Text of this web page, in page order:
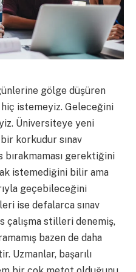
gölge düşüren
hiç istemeyiz. Geleceğini
Üniversiteye yeni
korkudur sınav
bırakmaması gerektiğini
istemediğini bilir ama
geçebileceğini
ise defalarca sınav
çalışma stilleri denemiş,
bazen de daha
Uzmanlar, başarılı